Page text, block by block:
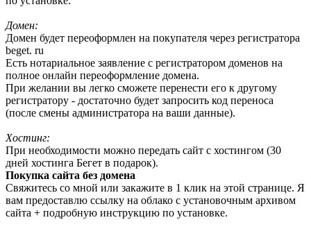
Домен:
Домен будет переоформлен на покупателя через регистратора
beget. ru
Есть нотариальное заявление с регистратором доменов на
полное онлайн переоформление домена.
При желании вы легко сможете перенести его к другому
регистратору - достаточно будет запросить код переноса
(после смены администратора на ваши данные).
Хостинг:
При необходимости можно передать сайт с хостингом (30
дней хостинга Бегет в подарок).
Покупка сайта без домена
Свяжитесь со мной или закажите в 1 клик на этой странице. Я
вам предоставлю ссылку на облако с установочным архивом
сайта + подробную инструкцию по установке.